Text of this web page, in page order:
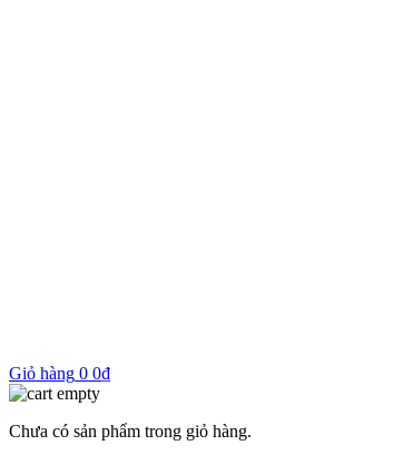
Giỏ hàng 0 0₫
Chưa có sản phẩm trong giỏ hàng.